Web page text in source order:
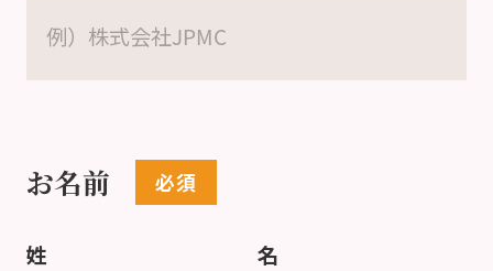
お名前
姓 名